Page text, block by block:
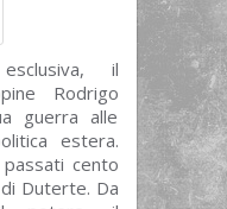
il
Rodrigo
guerra alle
estera.
passati cento
Duterte. Da